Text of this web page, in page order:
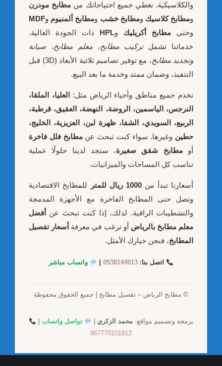
والكلاسيكية. نغطي جميع احتياجاتك من مطابخ مودرن
ومطابخ كلاسيك ومطابخ خشب ومطابخ ألمنيوم وMDF
وحتى مطابخ أكريليك وHPL ذات الجودة العالية.
خدماتنا تشملتركيب مطابخ، معلم مطابخ، صيانة
وتجديد مطابخ
، مع توفير تصاميم ثلاثية الأبعاد (3D) قبل
التنفيذ، وضمان ممتد وخدمة ما بعد البيع.
نخدم جميع مناطق وأحياء الرياض مثل:
العليا، الملقا،
النرجس، الياسمين، الروضة، النهضة، العقيق، قرطبة،
الربيع، السويدي، الشفا، ظهرة لبن، العزيزية، الخليج،
حطين وغيرها. سواء كنت تبحث عنمطابخ فلل فاخرة
أومطابخ شقق صغيرة، ستجد لدينا حلولًا عملية
تناسب كل المساحات والميزانيات.
أسعارنا تبدأ من 1000 ريال للمتر
للمطابخ الاقتصادية
وتصل حتى المطابخ الفاخرة مع الأجهزة المدمجة
والتشطيبات الراقية. لذلك، إذا كنت تبحث عن أفضل
معلم مطابخ بالرياض أو ترغب في معرفة أسعار تفصيل
المطابخ، فنحن خيارك الأمثل.
اتصل بنا: 0538144013 واتساب مباشر
© مطابخ الرياض – تفصيل مطابخ | جميع الحقوق محفوظة
برمجة وتصميم مواقع:محمد الزكري تواصل واتساب
967770101812